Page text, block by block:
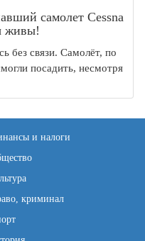
самолет Cessna
живы!
без связи. Самолёт, по
посадить, несмотря
и налоги
криминал